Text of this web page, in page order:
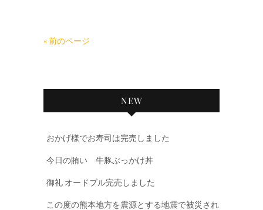
« 前のページ
NEW
おかげ様でお寿司は完売しました
今日の賄い 牛豚ぶっかけ丼
御礼 オードブル完売しました
この度の熊本地方を震源とする地震で被災され